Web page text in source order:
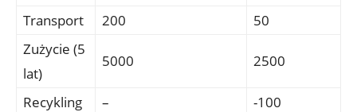
Transport
200
50
Zużycie (5
lat)
5000 2500
Recykling – -100